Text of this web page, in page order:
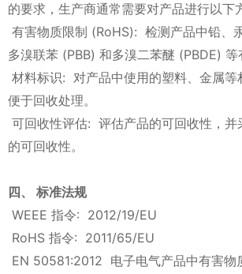
的要求，生产商通常需要对产品进行以下
有害物质限制 (RoHS): 检测产品中铅、
多溴联苯 (PBB) 和多溴二苯醚 (PBDE) 等
材料标识: 对产品中使用的塑料、金属等
便于回收处理。
可回收性评估: 评估产品的可回收性，并
的可回收性。
四、 标准法规
WEEE 指令: 2012/19/EU
RoHS 指令: 2011/65/EU
EN 50581:2012 电子电气产品中有害物